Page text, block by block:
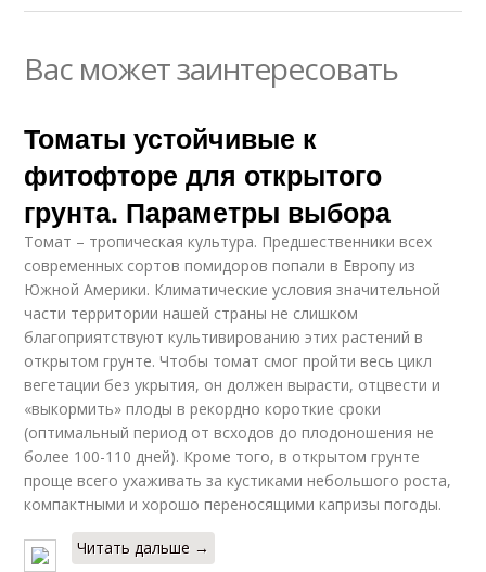
Вас может заинтересовать
Томаты устойчивые к
фитофторе для открытого
грунта. Параметры выбора
Томат – тропическая культура. Предшественники всех
современных сортов помидоров попали в Европу из
Южной Америки. Климатические условия значительной
части территории нашей страны не слишком
благоприятствуют культивированию этих растений в
открытом грунте. Чтобы томат смог пройти весь цикл
вегетации без укрытия, он должен вырасти, отцвести и
«выкормить» плоды в рекордно короткие сроки
(оптимальный период от всходов до плодоношения не
более 100-110 дней). Кроме того, в открытом грунте
проще всего ухаживать за кустиками небольшого роста,
компактными и хорошо переносящими капризы погоды.
Читать дальше →